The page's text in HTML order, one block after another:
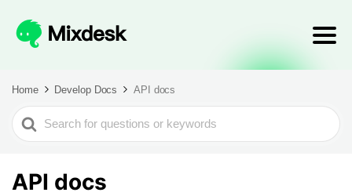
Home Develop Docs API docs
Search
For
API docs